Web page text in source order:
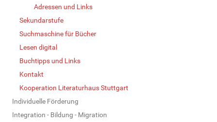
Adressen und Links
Sekundarstufe
Suchmaschine für Bücher
Lesen digital
Buchtipps und Links
Kontakt
Kooperation Literaturhaus Stuttgart
Individuelle Förderung
Integration - Bildung - Migration